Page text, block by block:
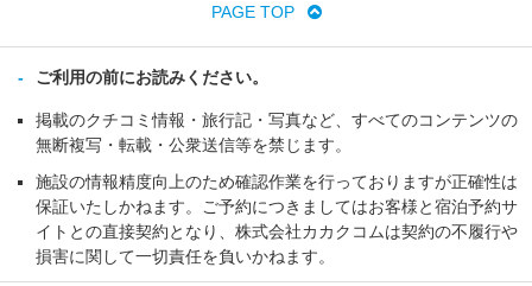
PAGE TOP
ご利用の前にお読みください。
掲載のクチコミ情報・旅行記・写真など、すべてのコンテンツの
無断複写・転載・公衆送信等を禁じます。
施設の情報精度向上のため確認作業を行っておりますが正確性は
保証いたしかねます。ご予約につきましてはお客様と宿泊予約サ
イトとの直接契約となり、株式会社カカクコムは契約の不履行や
損害に関して一切責任を負いかねます。